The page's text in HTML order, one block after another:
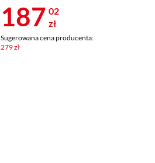
Cena 187,02
187 02
zł
Sugerowana cena producenta:
279 zł